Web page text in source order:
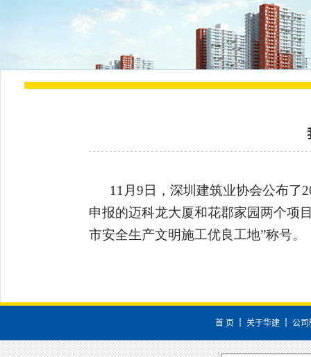
11 月 9 日 ，深圳建筑业协会公布了
申报的迈科龙大厦和花郡家园两个项
市安全生产文明施工优良工地”称号。
首 页 ┋ 关于华建 ┋ 公